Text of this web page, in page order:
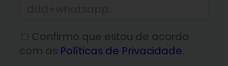
Confirmo que estou de acordo
com as Políticas de Privacidade.